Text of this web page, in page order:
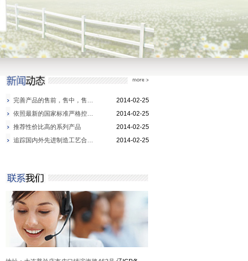
淮柴105系列 上海东风系列
完善产品的售前，售中，售…
2014-02-25
依照最新的国家标准严格控…
2014-02-25
推荐性价比高的系列产品
2014-02-25
追踪国内外先进制造工艺合…
2014-02-25